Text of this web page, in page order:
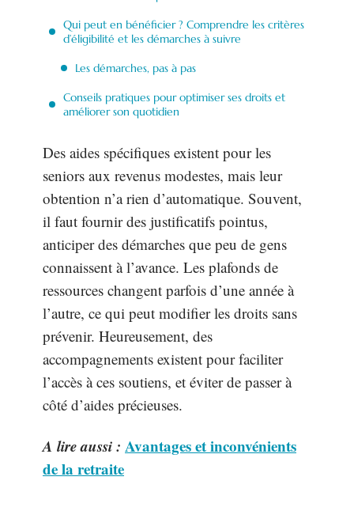
Qui peut en bénéficier ? Comprendre les critères
d’éligibilité et les démarches à suivre
Les démarches, pas à pas
Conseils pratiques pour optimiser ses droits et
améliorer son quotidien
Des aides spécifiques existent pour les
seniors aux revenus modestes, mais leur
obtention n’a rien d’automatique. Souvent,
il faut fournir des justificatifs pointus,
anticiper des démarches que peu de gens
connaissent à l’avance. Les plafonds de
ressources changent parfois d’une année à
l’autre, ce qui peut modifier les droits sans
prévenir. Heureusement, des
accompagnements existent pour faciliter
l’accès à ces soutiens, et éviter de passer à
côté d’aides précieuses.
A lire aussi : Avantages et inconvénients
de la retraite